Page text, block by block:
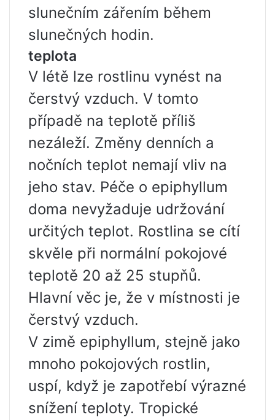
slunečním zářením během
slunečných hodin.
teplota
V létě lze rostlinu vynést na
čerstvý vzduch. V tomto
případě na teplotě příliš
nezáleží. Změny denních a
nočních teplot nemají vliv na
jeho stav. Péče o epiphyllum
doma nevyžaduje udržování
určitých teplot. Rostlina se cítí
skvěle při normální pokojové
teplotě 20 až 25 stupňů.
Hlavní věc je, že v místnosti je
čerstvý vzduch.
V zimě epiphyllum, stejně jako
mnoho pokojových rostlin,
uspí, když je zapotřebí výrazné
snížení teploty. Tropické